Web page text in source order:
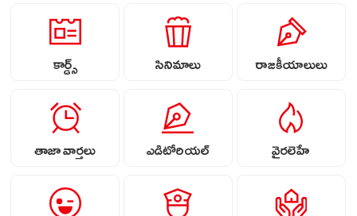
కార్డ్స్ సినిమాలు రాజకీయాలులు
తాజా వార్తలు ఎడిటోరియల్ వైరలెహే